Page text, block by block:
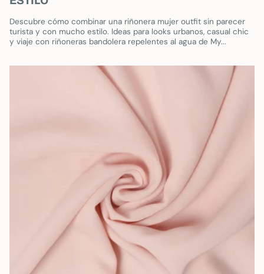
Descubre cómo combinar una riñonera mujer outfit sin parecer
turista y con mucho estilo. Ideas para looks urbanos, casual chic
y viaje con riñoneras bandolera repelentes al agua de My...